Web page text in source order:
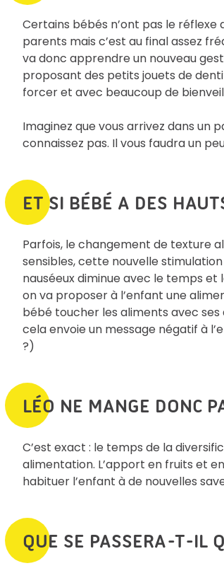
Certains bébés n’ont pas le réflexe
parents mais c’est au final assez
va donc apprendre un nouveau
proposant des petits jouets de
forcer et avec beaucoup de
Imaginez que vous arrivez dans un
connaissez pas. Il vous faudra un
ET SI BÉBÉ A DES
Parfois, le changement de texture
sensibles, cette nouvelle
nauséeux diminue avec le temps
on va proposer à l’enfant une
bébé toucher les aliments avec ses
cela envoie un message négatif à
?)
LÉO NE MANGE DONC
C’est exact : le temps de la
alimentation. L’apport en fruits et
habituer l’enfant à de nouvelles
QUE SE PASSERA-T-IL